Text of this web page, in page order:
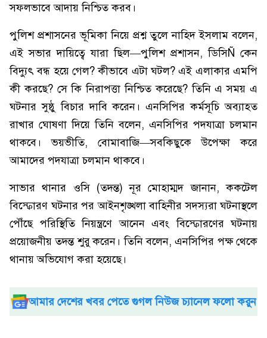
সফলভাবে আদায় নিশ্চিত করব।
পুলিশ প্রশাসনের ভূমিকা নিয়ে প্রশ্ন তুলে নাহিদ ইসলাম বলেন,
এই সভার দায়িত্বে যারা ছিল—পুলিশ প্রশাসন, ডিসিÑ কেন
বিদ্যুৎ বন্ধ হয়ে গেল? কীভাবে এটা ঘটল? এই এলাকার এমপি
কী করছে? সে কি নিরাপত্তা নিশ্চিত করেছে? তিনি এ সময় এ
ঘটনার সুষ্ঠু বিচার দাবি করেন। এনসিপির কর্মসূচি অব্যাহত
রাখার ঘোষণা দিয়ে তিনি বলেন, এনসিপির পদযাত্রা চলমান
থাকবে। ভয়ভীতি, বোমাবাজি—সবকিছুকে উপেক্ষা করে
আমাদের পদযাত্রা চলমান থাকবে।
সাভার থানার ওসি (তদন্ত) নূর মোহাম্মদ জানান, ককটেল
বিস্ফোরণ ঘটনার পর আইনশৃঙ্খলা বাহিনীর সদস্যরা ঘটনাস্থলে
পৌঁছে পরিস্থিতি নিয়ন্ত্রণে আনেন এবং বিস্ফোরণের ঘটনায়
প্রয়োজনীয় তদন্ত শুরু করেন। তিনি বলেন, এনসিপির পক্ষ থেকে
থানায় অভিযোগ করা হয়েছে।
আমার দেশের খবর পেতে গুগল নিউজ চ্যানেল ফলো করুন